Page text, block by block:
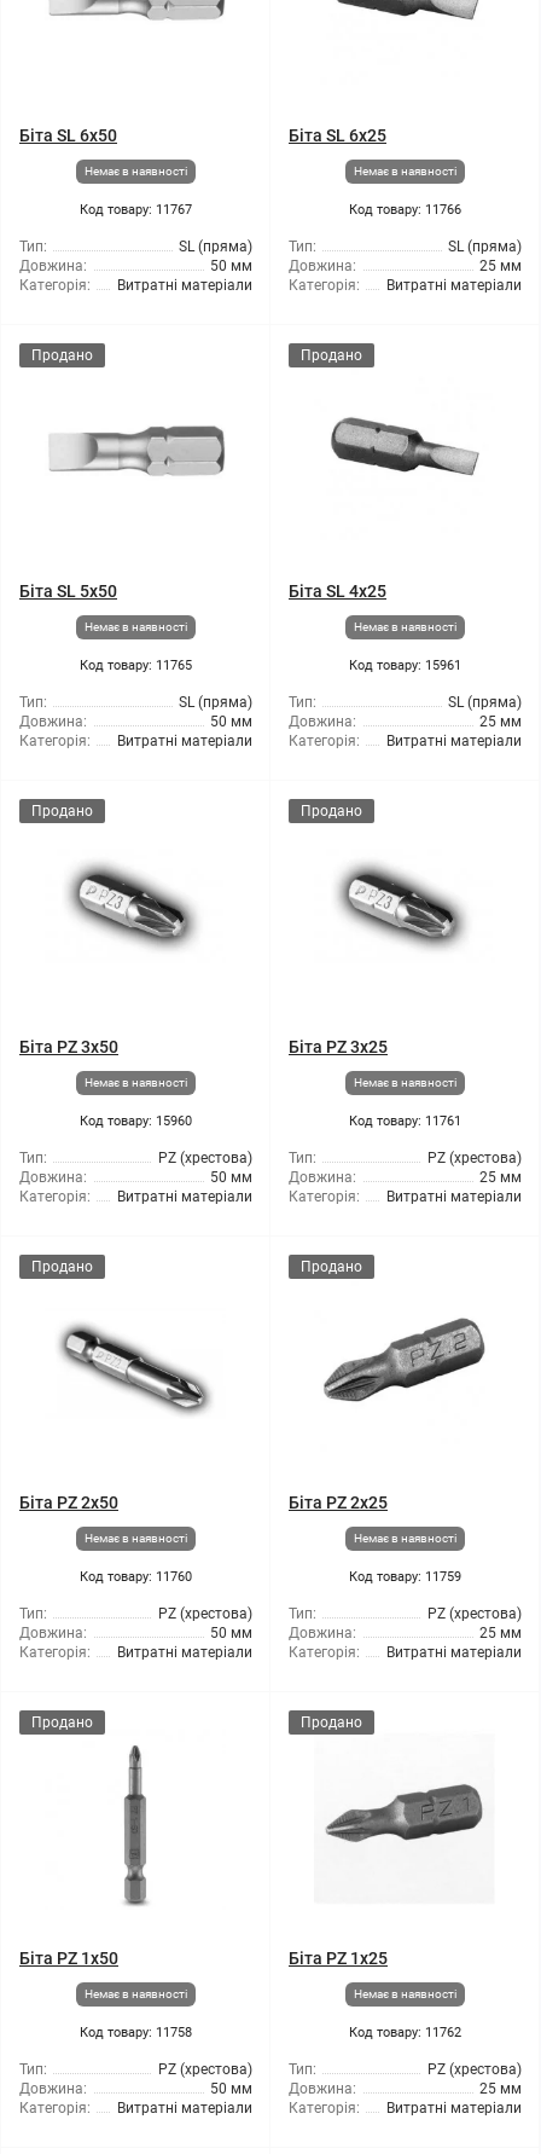
Біта SL 6x50
Немає в наявності
Код товару: 11767
Тип:
SL (пряма)
Довжина:
50 мм
Категорія:
Витратні матеріали
Біта SL 6x25
Немає в наявності
Код товару: 11766
Тип:
SL (пряма)
Довжина:
25 мм
Категорія:
Витратні матеріали
Продано
Біта SL 5x50
Немає в наявності
Код товару: 11765
Тип:
SL (пряма)
Довжина:
50 мм
Категорія:
Витратні матеріали
Продано
Біта SL 4x25
Немає в наявності
Код товару: 15961
Тип:
SL (пряма)
Довжина:
25 мм
Категорія:
Витратні матеріали
Продано
Біта PZ 3x50
Немає в наявності
Код товару: 15960
Тип:
PZ (хрестова)
Довжина:
50 мм
Категорія:
Витратні матеріали
Продано
Біта PZ 3x25
Немає в наявності
Код товару: 11761
Тип:
PZ (хрестова)
Довжина:
25 мм
Категорія:
Витратні матеріали
Продано
Біта PZ 2x50
Немає в наявності
Код товару: 11760
Тип:
PZ (хрестова)
Довжина:
50 мм
Категорія:
Витратні матеріали
Продано
Біта PZ 2x25
Немає в наявності
Код товару: 11759
Тип:
PZ (хрестова)
Довжина:
25 мм
Категорія:
Витратні матеріали
Продано
Біта PZ 1x50
Немає в наявності
Код товару: 11758
Тип:
PZ (хрестова)
Довжина:
50 мм
Категорія:
Витратні матеріали
Продано
Біта PZ 1x25
Немає в наявності
Код товару: 11762
Тип:
PZ (хрестова)
Довжина:
25 мм
Категорія:
Витратні матеріали